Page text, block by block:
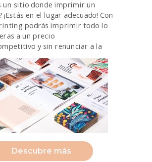
un sitio donde imprimir un
en el lugar adecuado! Con
podrás imprimir todo lo
a un precio
y sin renunciar a la
Descubre más